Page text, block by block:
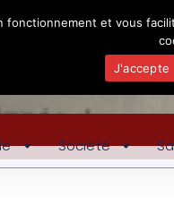
Société
fonctionnement et vous
J'accepte